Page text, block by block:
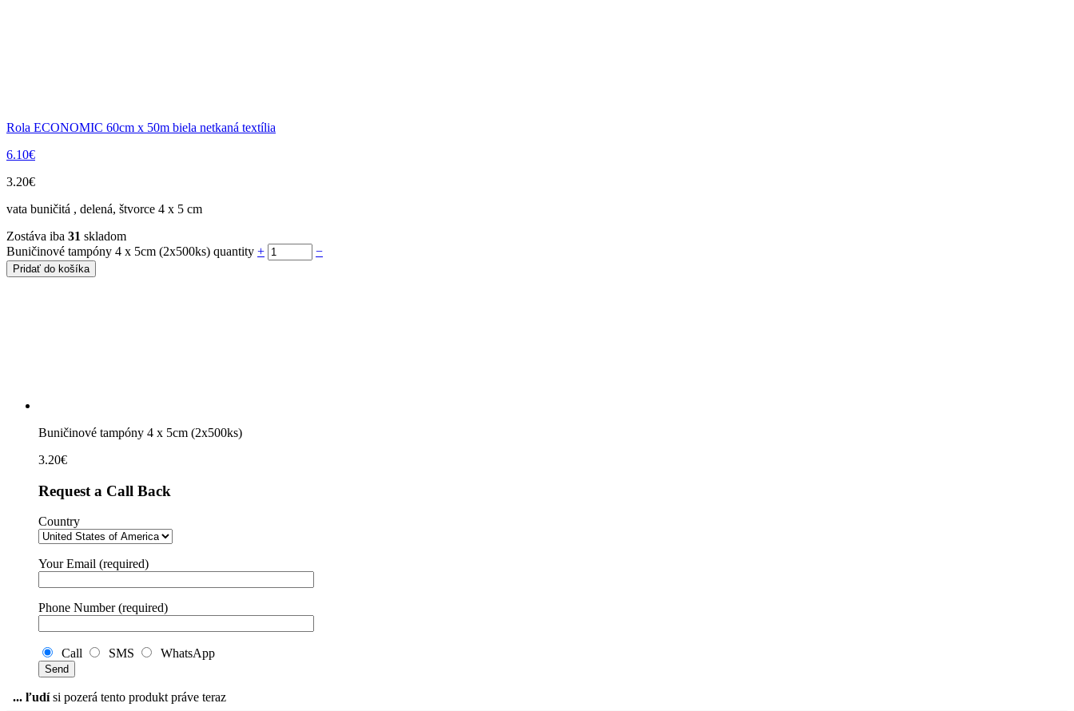
Rola ECONOMIC 60cm x 50m biela netkaná textília
6.10€
3.20€
vata buničitá , delená, štvorce 4 x 5 cm
Zostáva iba 31 skladom
Buničinové tampóny 4 x 5cm (2x500ks) quantity + −
Pridať do košíka
Buničinové tampóny 4 x 5cm (2x500ks)
3.20€
Request a Call Back
Country
Your Email (required)
Phone Number (required)
Call SMS WhatsApp
... ľudísi pozerá tento produkt práve teraz